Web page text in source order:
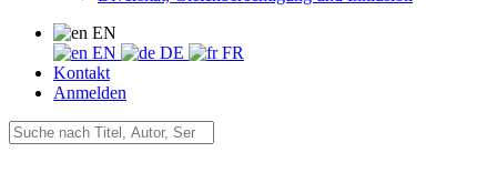
EN
EN
DE
FR
Kontakt
Anmelden